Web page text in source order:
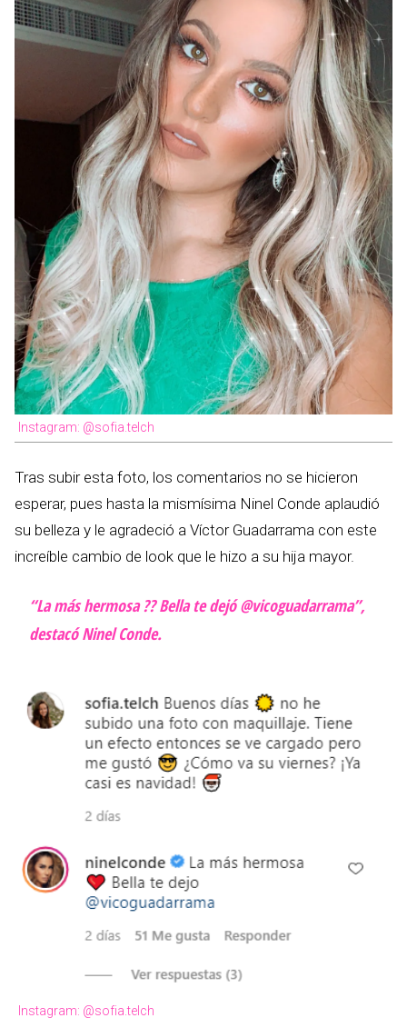
Instagram: @sofia.telch
Tras subir esta foto, los comentarios no se hicieron
esperar, pues hasta la mismísima Ninel Conde aplaudió
su belleza y le agradeció a Víctor Guadarrama con este
increíble cambio de look que le hizo a su hija mayor.
“La más hermosa ?? Bella te dejó @vicoguadarrama”,
destacó Ninel Conde.
Instagram: @sofia.telch